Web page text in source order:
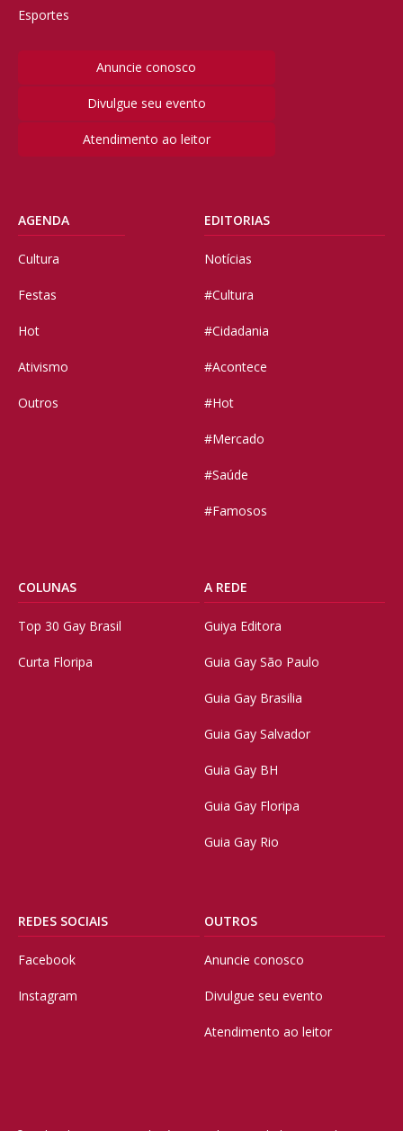
Esportes
Anuncie conosco
Divulgue seu evento
Atendimento ao leitor
AGENDA
Cultura
Festas
Hot
Ativismo
Outros
EDITORIAS
Notícias
#Cultura
#Cidadania
#Acontece
#Hot
#Mercado
#Saúde
#Famosos
COLUNAS
Top 30 Gay Brasil
Curta Floripa
A REDE
Guiya Editora
Guia Gay São Paulo
Guia Gay Brasilia
Guia Gay Salvador
Guia Gay BH
Guia Gay Floripa
Guia Gay Rio
REDES SOCIAIS
Facebook
Instagram
OUTROS
Anuncie conosco
Divulgue seu evento
Atendimento ao leitor